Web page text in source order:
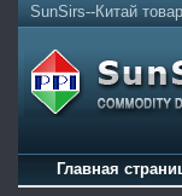
SunSirs--Китай
Главная